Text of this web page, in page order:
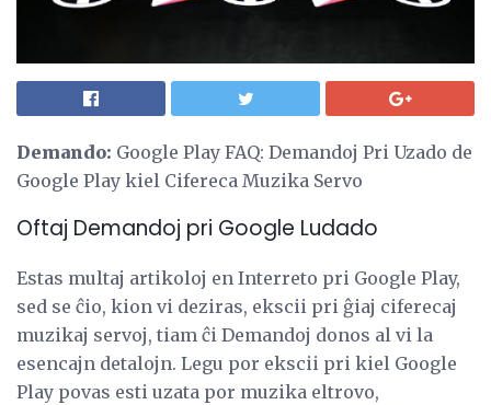
Demando: Google Play FAQ: Demandoj Pri Uzado de
Google Play kiel Cifereca Muzika Servo
Oftaj Demandoj pri Google Ludado
Estas multaj artikoloj en Interreto pri Google Play,
sed se ĉio, kion vi deziras, ekscii pri ĝiaj ciferecaj
muzikaj servoj, tiam ĉi Demandoj donos al vi la
esencajn detalojn. Legu por ekscii pri kiel Google
Play povas esti uzata por muzika eltrovo,